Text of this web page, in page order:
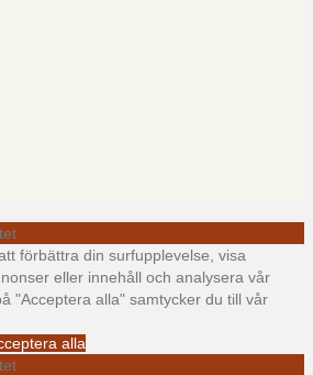
förbättra din surfupplevelse, visa
eller innehåll och analysera vår
"Acceptera alla" samtycker du till vår
alla